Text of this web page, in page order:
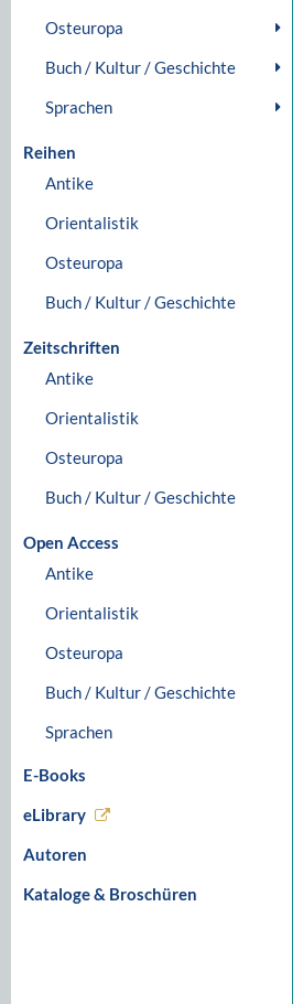
Osteuropa
Buch / Kultur / Geschichte
Sprachen
Reihen
Antike
Orientalistik
Osteuropa
Buch / Kultur / Geschichte
Zeitschriften
Antike
Orientalistik
Osteuropa
Buch / Kultur / Geschichte
Open Access
Antike
Orientalistik
Osteuropa
Buch / Kultur / Geschichte
Sprachen
E-Books
eLibrary
Autoren
Kataloge & Broschüren